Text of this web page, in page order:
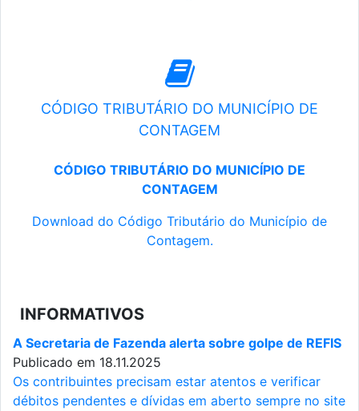
CÓDIGO TRIBUTÁRIO DO MUNICÍPIO DE
CONTAGEM
CÓDIGO TRIBUTÁRIO DO MUNICÍPIO DE
CONTAGEM
Download do Código Tributário do Município de
Contagem.
INFORMATIVOS
A Secretaria de Fazenda alerta sobre golpe de REFIS
Publicado em 18.11.2025
Os contribuintes precisam estar atentos e verificar
débitos pendentes e dívidas em aberto sempre no site